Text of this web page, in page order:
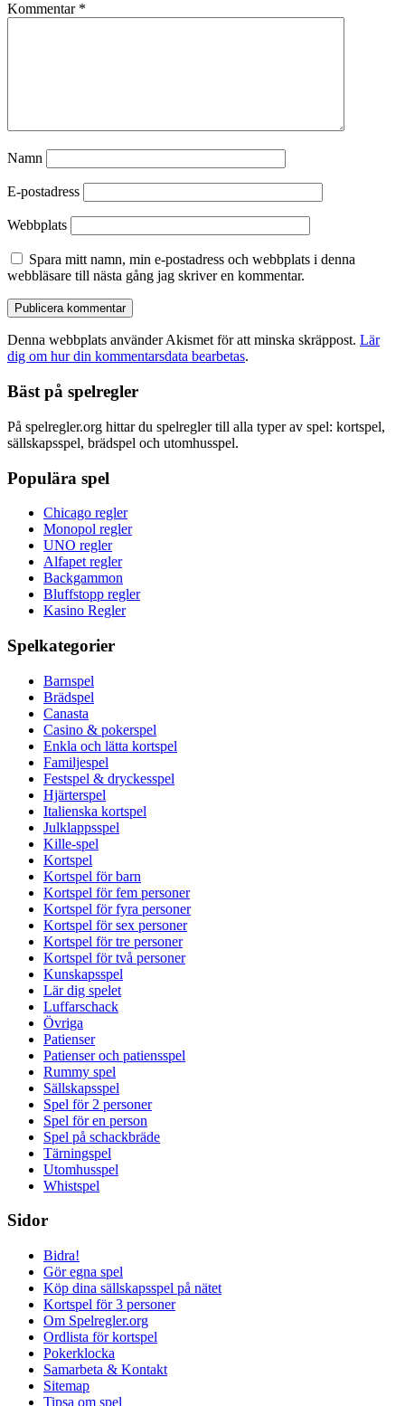
Kommentar *
Namn
E-postadress
Webbplats
Spara mitt namn, min e-postadress och webbplats i denna
webbläsare till nästa gång jag skriver en kommentar.
Denna webbplats använder Akismet för att minska skräppost. Lär
dig om hur din kommentarsdata bearbetas.
Bäst på spelregler
På spelregler.org hittar du spelregler till alla typer av spel: kortspel,
sällskapsspel, brädspel och utomhusspel.
Populära spel
Chicago regler
Monopol regler
UNO regler
Alfapet regler
Backgammon
Bluffstopp regler
Kasino Regler
Spelkategorier
Barnspel
Brädspel
Canasta
Casino & pokerspel
Enkla och lätta kortspel
Familjespel
Festspel & dryckesspel
Hjärterspel
Italienska kortspel
Julklappsspel
Kille-spel
Kortspel
Kortspel för barn
Kortspel för fem personer
Kortspel för fyra personer
Kortspel för sex personer
Kortspel för tre personer
Kortspel för två personer
Kunskapsspel
Lär dig spelet
Luffarschack
Övriga
Patienser
Patienser och patiensspel
Rummy spel
Sällskapsspel
Spel för 2 personer
Spel för en person
Spel på schackbräde
Tärningspel
Utomhusspel
Whistspel
Sidor
Bidra!
Gör egna spel
Köp dina sällskapsspel på nätet
Kortspel för 3 personer
Om Spelregler.org
Ordlista för kortspel
Pokerklocka
Samarbeta & Kontakt
Sitemap
Tipsa om spel